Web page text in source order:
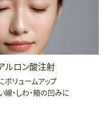
ルロン酸注射
ボリュームアップ
線・しわ・頬の凹みに